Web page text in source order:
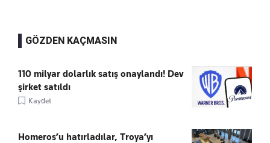
GÖZDEN KAÇMASIN
110 milyar dolarlık satış onaylandı! Dev
şirket satıldı
Kaydet
Homeros’u hatırladılar, Troya’yı